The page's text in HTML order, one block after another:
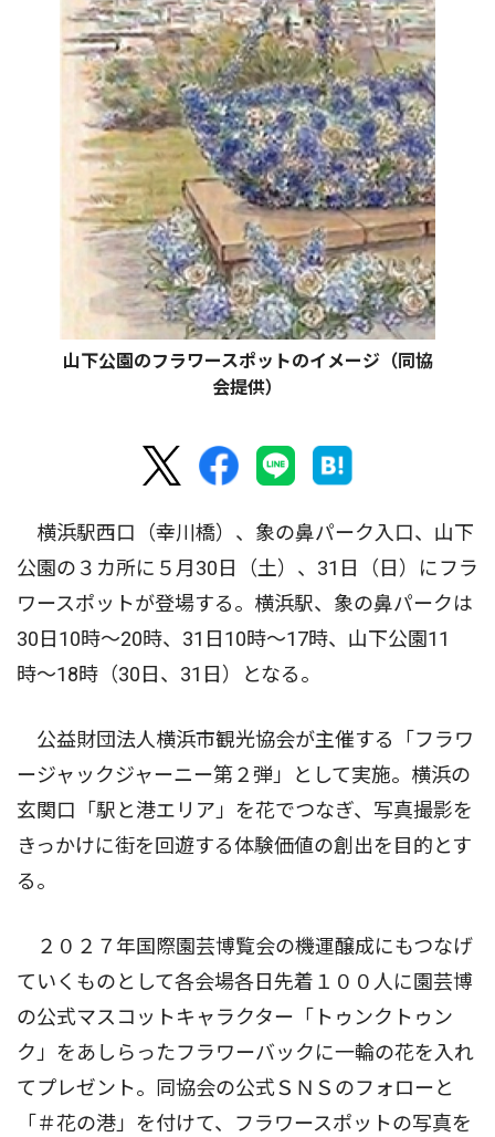
山下公園のフラワースポットのイメージ（同協
会提供）
横浜駅西口（幸川橋）、象の鼻パーク入口、山下
公園の３カ所に５月30日（土）、31日（日）にフラ
ワースポットが登場する。横浜駅、象の鼻パークは
30日10時〜20時、31日10時〜17時、山下公園11
時〜18時（30日、31日）となる。
公益財団法人横浜市観光協会が主催する「フラワ
ージャックジャーニー第２弾」として実施。横浜の
玄関口「駅と港エリア」を花でつなぎ、写真撮影を
きっかけに街を回遊する体験価値の創出を目的とす
る。
２０２７年国際園芸博覧会の機運醸成にもつなげ
ていくものとして各会場各日先着１００人に園芸博
の公式マスコットキャラクター「トゥンクトゥン
ク」をあしらったフラワーバックに一輪の花を入れ
てプレゼント。同協会の公式ＳＮＳのフォローと
「＃花の港」を付けて、フラワースポットの写真を